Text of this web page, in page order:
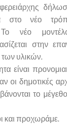
στο νέο
νέο
στην
υλικών.
είναι
οι δημοτικές
το
και προχωράμε.